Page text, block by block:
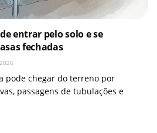
entrar pelo solo e se
fechadas
pode chegar do terreno por
passagens de tubulações e